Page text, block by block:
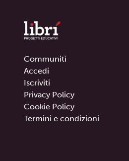
Communitì
Accedi
Iscriviti
Privacy Policy
Cookie Policy
Termini e condizioni